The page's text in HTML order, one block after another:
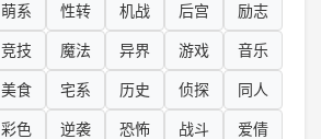
萌系 性转 机战 后宫 励志
竞技 魔法 异界 游戏 音乐
美食 宅系 历史 侦探 同人
彩色 逆袭 恐怖 战斗 爱倩